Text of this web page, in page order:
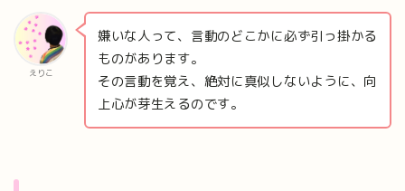
えりこ
嫌いな人って、言動のどこかに必ず引っ掛かる
ものがあります。
その言動を覚え、絶対に真似しないように、向
上心が芽生えるのです。